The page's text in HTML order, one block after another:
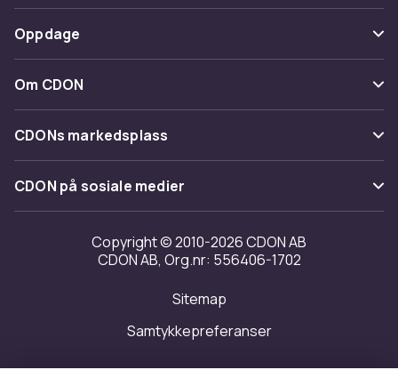
Spor pakke
Angre & returner her
Kontakt oss
Betaling
Levering
Tilbakekallinger
Oppdage
Kategorier
Varemerker
Om CDON
Om oss
Kundeanmeldelser
Jobbe på CDON
Investor relations
Tilgjengelighet
CDONs markedsplass
Merchant Help Center
CDON på sosiale medier
Copyright © 2010-2026 CDON AB
CDON AB, Org.nr: 556406-1702
Sitemap
Samtykkepreferanser